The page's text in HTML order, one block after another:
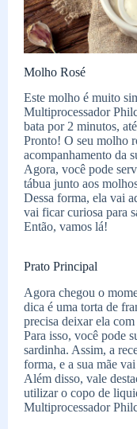
Molho Rosé
Este molho é muito
Multiprocessador
bata por 2 minutos,
Pronto! O seu molho
acompanhamento da
Agora, você pode
tábua junto aos
Dessa forma, ela vai
vai ficar curiosa para
Então, vamos lá!
Prato Principal
Agora chegou o
dica é uma torta de
precisa deixar ela
Para isso, você pode
sardinha. Assim, a
forma, e a sua mãe
Além disso, vale
utilizar o copo de
Multiprocessador